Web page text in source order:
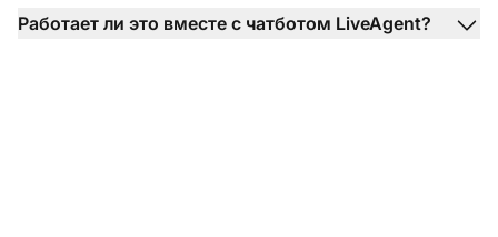
Работает ли это вместе с чатботом LiveAgent?